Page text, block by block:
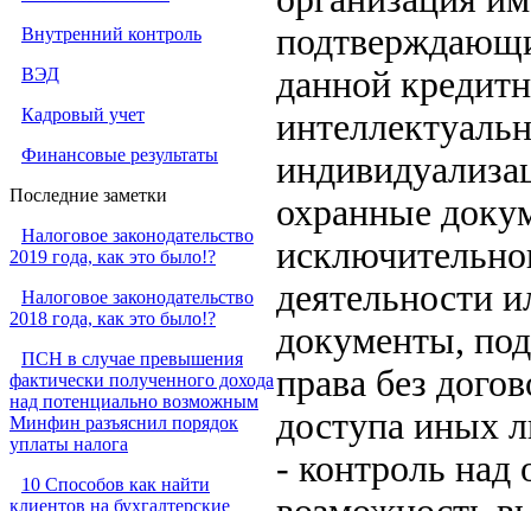
Внутренний контроль
ВЭД
Кадровый учет
Финансовые результаты
Последние заметки
Налоговое законодательство
2019 года, как это было!?
Налоговое законодательство
2018 года, как это было!?
ПСН в случае превышения
фактически полученного дохода
над потенциально возможным
Минфин разъяснил порядок
уплаты налога
10 Способов как найти
клиентов на бухгалтерские
данной
охранные
деятельности
документы,
права без
доступа иных
- контроль над